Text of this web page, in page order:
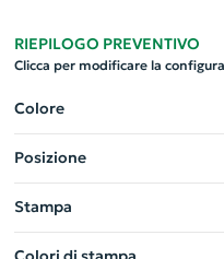
accessori. All'interno,
per la pelle, una spugna
perfettamente al palmo
curare i vostri piedi. Un
cura e attenzione.
RIEPILOGO PREVENTIVO
Clicca per modificare la
Colore
Posizione
Stampa